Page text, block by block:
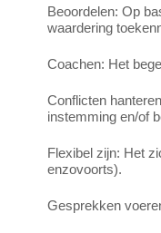
Beoordelen: Op
waardering
Coachen: Het
Conflicten
instemming en/of
Flexibel zijn: Het
enzovoorts).
Gesprekken